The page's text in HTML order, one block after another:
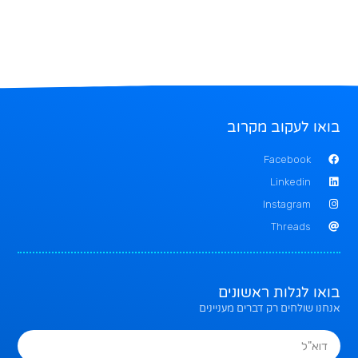
בואו לעקוב מקרוב
Facebook
Linkedin
Instagram
Threads
בואו לגלות ראשונים
אנחנו שולחים רק דברים מעניינים